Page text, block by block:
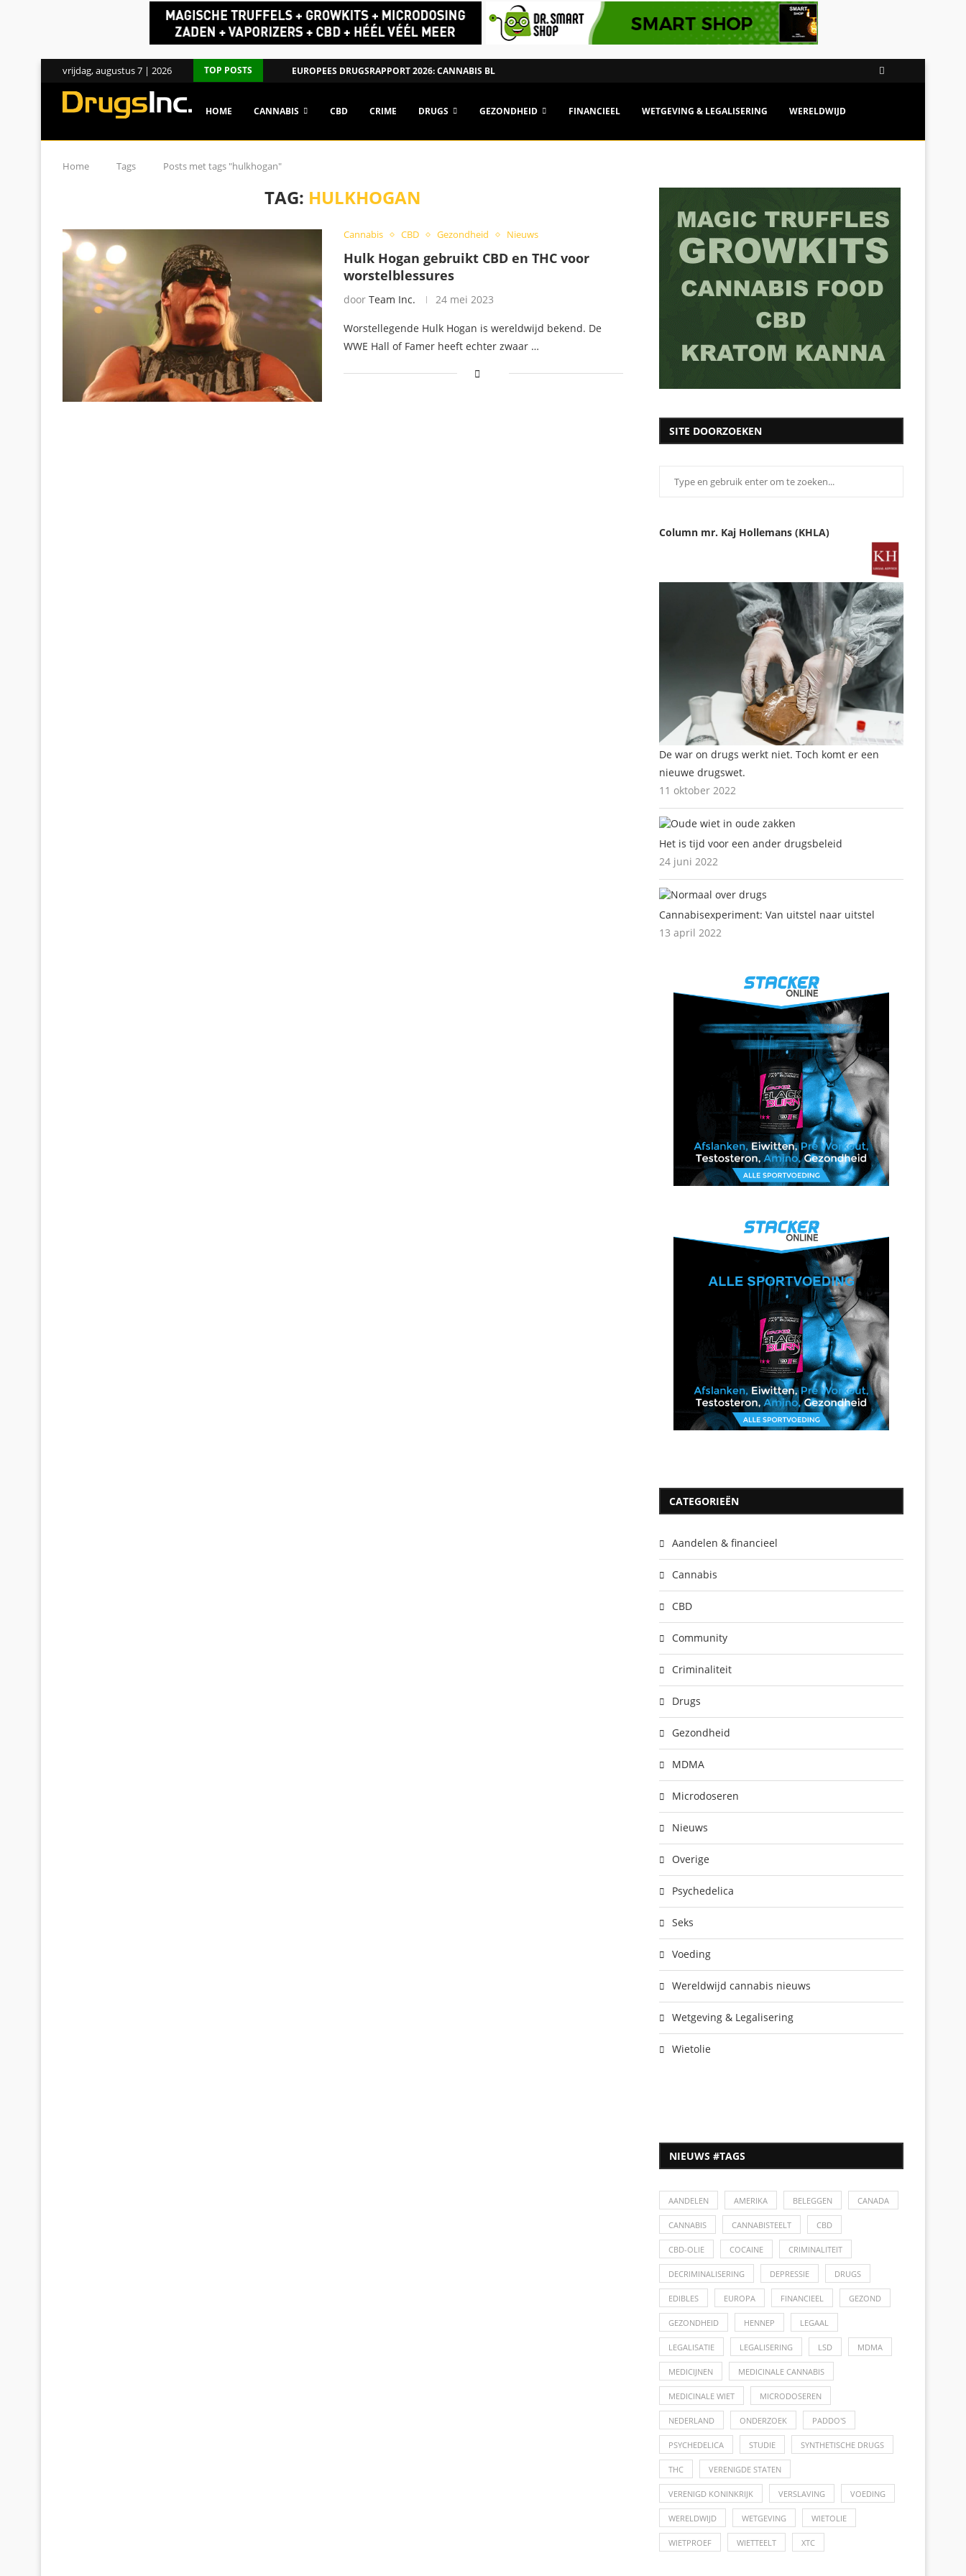
vrijdag, augustus 7 | 2026 TOP POSTS EUROPEES DRUGSRAPPORT 2026: CANNABIS BLIJFT POPULAIRSTE DRUG, MAAR...
HOME CANNABIS CBD CRIME DRUGS GEZONDHEID FINANCIEEL WETGEVING & LEGALISERING WERELDWIJD
Home Tags Posts met tags "hulkhogan"
TAG: HULKHOGAN
Cannabis CBD Gezondheid Nieuws
Hulk Hogan gebruikt CBD en THC voor
worstelblessures
door Team Inc. 24 mei 2023
Worstellegende Hulk Hogan is wereldwijd bekend. De
WWE Hall of Famer heeft echter zwaar …
SITE DOORZOEKEN
Column mr. Kaj Hollemans (KHLA)
De war on drugs werkt niet. Toch komt er een
nieuwe drugswet.
11 oktober 2022
Het is tijd voor een ander drugsbeleid
24 juni 2022
Cannabisexperiment: Van uitstel naar uitstel
13 april 2022
CATEGORIEËN
Aandelen & financieel
Cannabis
CBD
Community
Criminaliteit
Drugs
Gezondheid
MDMA
Microdoseren
Nieuws
Overige
Psychedelica
Seks
Voeding
Wereldwijd cannabis nieuws
Wetgeving & Legalisering
Wietolie
NIEUWS #TAGS
AANDELEN AMERIKA BELEGGEN CANADA
CANNABIS CANNABISTEELT CBD
CBD-OLIE COCAINE CRIMINALITEIT
DECRIMINALISERING DEPRESSIE DRUGS
EDIBLES EUROPA FINANCIEEL GEZOND
GEZONDHEID HENNEP LEGAAL
LEGALISATIE LEGALISERING LSD MDMA
MEDICIJNEN MEDICINALE CANNABIS
MEDICINALE WIET MICRODOSEREN
NEDERLAND ONDERZOEK PADDO'S
PSYCHEDELICA STUDIE SYNTHETISCHE DRUGS
THC VERENIGDE STATEN
VERENIGD KONINKRIJK VERSLAVING VOEDING
WERELDWIJD WETGEVING WIETOLIE
WIETPROEF WIETTEELT XTC